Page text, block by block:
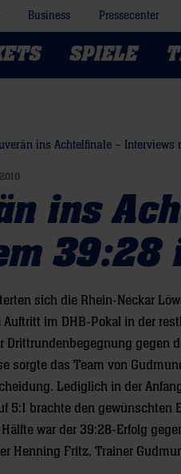
Business Pressecenter
SPIELE
ins Achtelfinale – Interviews
ins
39:28
sich die Rhein-Neckar
im DHB-Pokal in der
Drittrundenbegegnung gegen
sorgte das Team von
Lediglich in der
5:1 brachte den
war der 39:28-Erfolg
Henning Fritz, Trainer